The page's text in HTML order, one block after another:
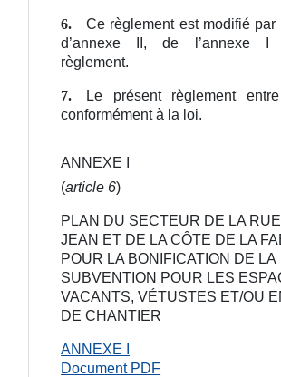
6.
Ce règlement est modifié par
d’annexe II, de l’annexe I
règlement.
7.
Le présent règlement
conformément à la loi.
ANNEXE I
(article 6)
PLAN DU SECTEUR DE LA
JEAN ET DE LA CÔTE DE LA
POUR LA BONIFICATION DE LA
SUBVENTION POUR LES
VACANTS, VÉTUSTES ET/OU
DE CHANTIER
ANNEXE I
Document PDF